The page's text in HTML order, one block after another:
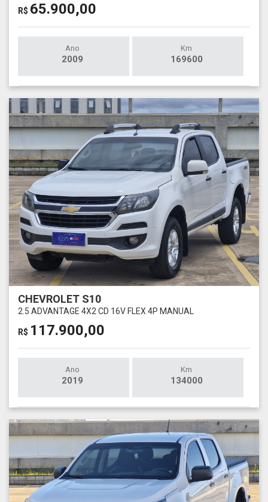
R$ 65.900,00
Ano
2009
Km
169600
CHEVROLET S10
2.5 ADVANTAGE 4X2 CD 16V FLEX 4P MANUAL
R$ 117.900,00
Ano
2019
Km
134000